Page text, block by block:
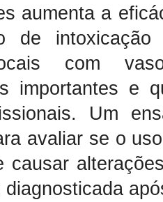
aumenta a
de intoxicação
com
importantes e
Um
avaliar se o
causar